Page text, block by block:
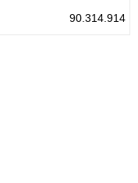
90.314.914